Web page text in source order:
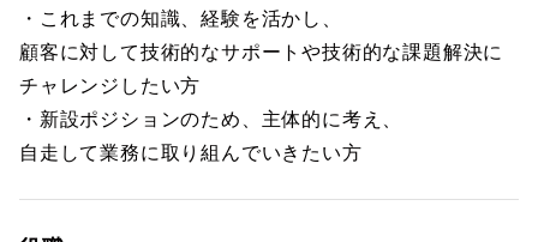
・これまでの知識、経験を活かし、
顧客に対して技術的なサポートや技術的な課題解決に
チャレンジしたい方
・新設ポジションのため、主体的に考え、
自走して業務に取り組んでいきたい方